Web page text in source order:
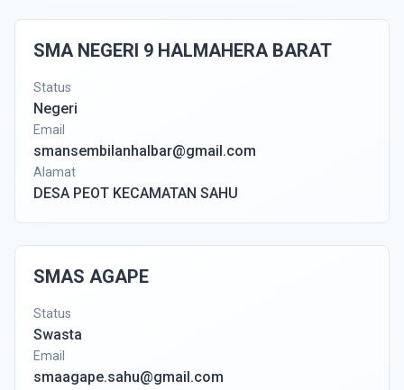
SMA NEGERI 9 HALMAHERA BARAT
Status
Negeri
Email
smansembilanhalbar@gmail.com
Alamat
DESA PEOT KECAMATAN SAHU
SMAS AGAPE
Status
Swasta
Email
smaagape.sahu@gmail.com